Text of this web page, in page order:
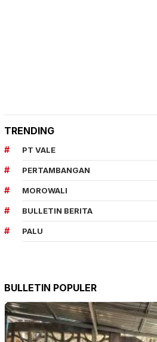
TRENDING
PT VALE
PERTAMBANGAN
MOROWALI
BULLETIN BERITA
PALU
BULLETIN POPULER